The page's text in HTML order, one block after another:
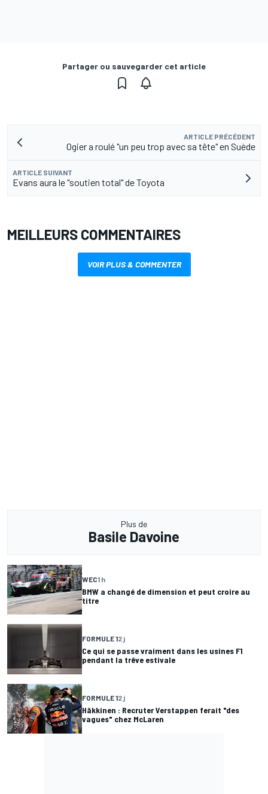
Partager ou sauvegarder cet article
ARTICLE PRÉCÉDENT
Ogier a roulé "un peu trop avec sa tête" en Suède
ARTICLE SUIVANT
Evans aura le "soutien total" de Toyota
MEILLEURS COMMENTAIRES
VOIR PLUS & COMMENTER
Plus de
Basile Davoine
WEC1 h
BMW a changé de dimension et peut croire au
titre
FORMULE 12 j
Ce qui se passe vraiment dans les usines F1
pendant la trêve estivale
FORMULE 12 j
Häkkinen : Recruter Verstappen ferait "des
vagues" chez McLaren